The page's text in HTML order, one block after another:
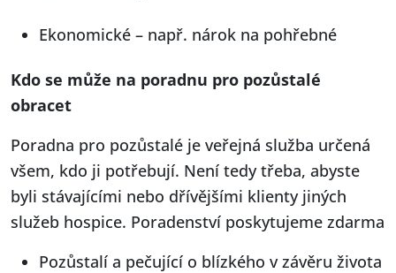
Ekonomické – např. nárok na pohřebné
Kdo se může na poradnu pro pozůstalé
obracet
Poradna pro pozůstalé je veřejná služba určená
všem, kdo ji potřebují. Není tedy třeba, abyste
byli stávajícími nebo dřívějšími klienty jiných
služeb hospice. Poradenství poskytujeme zdarma
Pozůstalí a pečující o blízkého v závěru života